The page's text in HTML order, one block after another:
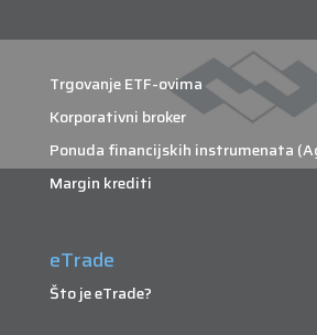
Trgovanje ETF-ovima
Korporativni broker
Ponuda financijskih instrumenata
Margin krediti
eTrade
Što je eTrade?